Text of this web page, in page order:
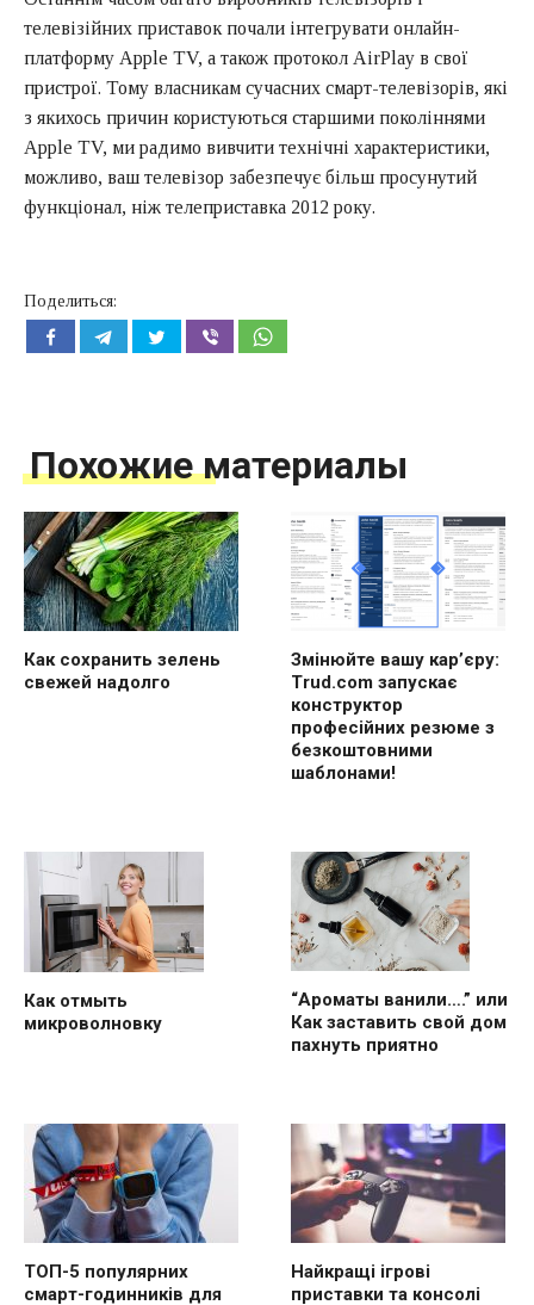
телевізійних приставок почали інтегрувати онлайн-
платформу Apple TV, а також протокол AirPlay в свої
пристрої. Тому власникам сучасних смарт-телевізорів, які
з якихось причин користуються старшими поколіннями
Apple TV, ми радимо вивчити технічні характеристики,
можливо, ваш телевізор забезпечує більш просунутий
функціонал, ніж телеприставка 2012 року.
Поделиться:
Похожие материалы
Как сохранить зелень
свежей надолго
Змінюйте вашу кар’єру:
Trud.com запускає
конструктор
професійних резюме з
безкоштовними
шаблонами!
Как отмыть
микроволновку
“Ароматы ванили….” или
Как заставить свой дом
пахнуть приятно
ТОП-5 популярних
смарт-годинників для
Найкращі ігрові
приставки та консолі